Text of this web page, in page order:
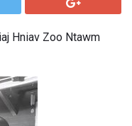
Hniav Zoo Ntawm